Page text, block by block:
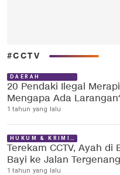
#CCTV
DAERAH
20 Pendaki Ilegal
Mengapa Ada
1 tahun yang lalu
HUKUM & KRIMINAL
Terekam CCTV, Ayah di
Bayi ke Jalan
1 tahun yang lalu